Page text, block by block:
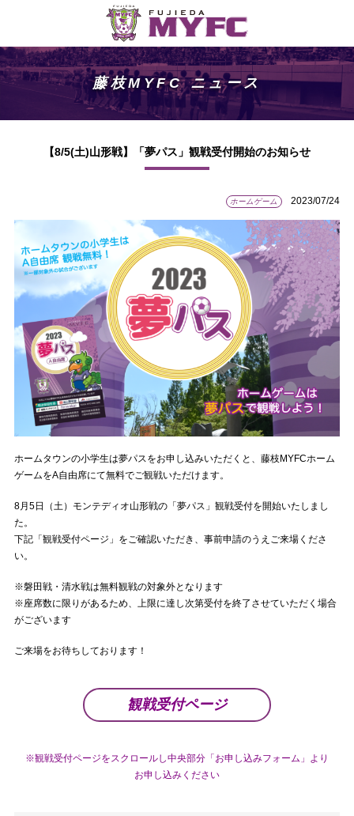
藤枝MYFC ニュース
【8/5(土)山形戦】「夢パス」観戦受付開始のお知らせ
ホームゲーム 2023/07/24
ホームタウンの小学生は夢パスをお申し込みいただくと、藤枝MYFCホーム
ゲームをA自由席にて無料でご観戦いただけます。
8月5日（土）モンテディオ山形戦の「夢パス」観戦受付を開始いたしまし
た。
下記「観戦受付ページ」をご確認いただき、事前申請のうえご来場くださ
い。
※磐田戦・清水戦は無料観戦の対象外となります
※座席数に限りがあるため、上限に達し次第受付を終了させていただく場合
がございます
ご来場をお待ちしております！
観戦受付ページ
※観戦受付ページをスクロールし中央部分「お申し込みフォーム」より
お申し込みください